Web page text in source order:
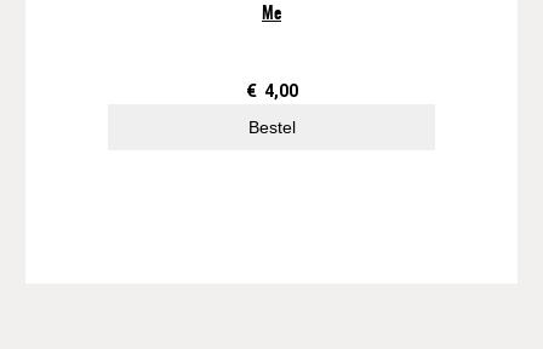
Me
€ 4,00
Bestel